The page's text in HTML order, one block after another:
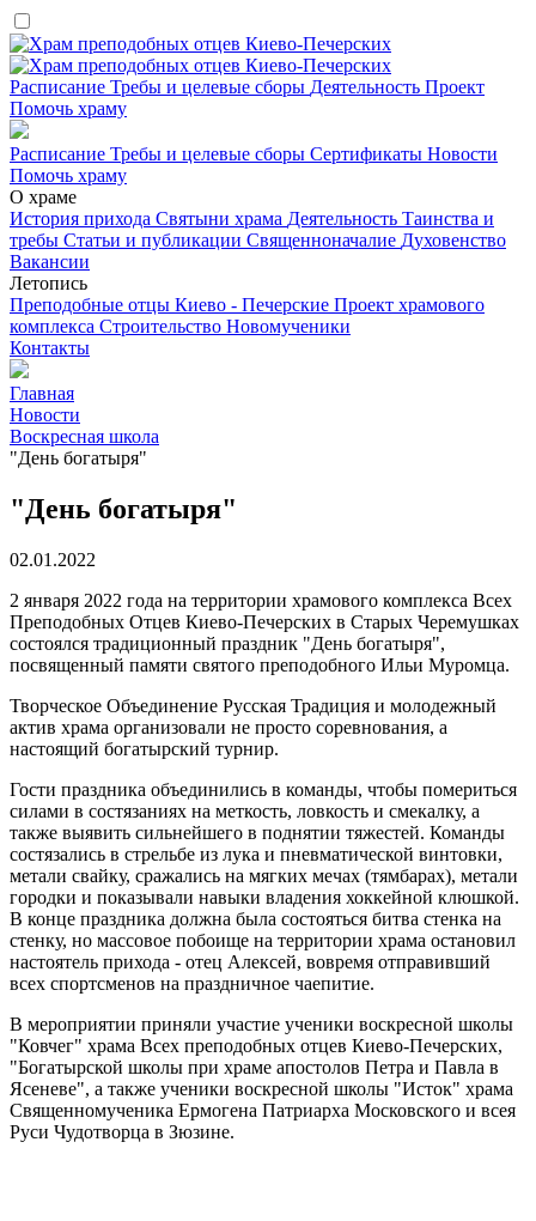
Расписание Требы и целевые сборы Деятельность Проект
Помочь храму
Расписание Требы и целевые сборы Сертификаты Новости
Помочь храму
О храме
История прихода Святыни храма Деятельность Таинства и
требы Статьи и публикации Священноначалие Духовенство
Вакансии
Летопись
Преподобные отцы Киево - Печерские Проект храмового
комплекса Строительство Новомученики
Контакты
Главная
Новости
Воскресная школа
"День богатыря"
"День богатыря"
02.01.2022
2 января 2022 года на территории храмового комплекса Всех
Преподобных Отцев Киево-Печерских в Старых Черемушках
состоялся традиционный праздник "День богатыря",
посвященный памяти святого преподобного Ильи Муромца.
Творческое Объединение Русская Традиция и молодежный
актив храма организовали не просто соревнования, а
настоящий богатырский турнир.
Гости праздника объединились в команды, чтобы помериться
силами в состязаниях на меткость, ловкость и смекалку, а
также выявить сильнейшего в поднятии тяжестей. Команды
состязались в стрельбе из лука и пневматической винтовки,
метали свайку, сражались на мягких мечах (тямбарах), метали
городки и показывали навыки владения хоккейной клюшкой.
В конце праздника должна была состояться битва стенка на
стенку, но массовое побоище на территории храма остановил
настоятель прихода - отец Алексей, вовремя отправивший
всех спортсменов на праздничное чаепитие.
В мероприятии приняли участие ученики воскресной школы
"Ковчег" храма Всех преподобных отцев Киево-Печерских,
"Богатырской школы при храме апостолов Петра и Павла в
Ясеневе", а также ученики воскресной школы "Исток" храма
Священномученика Ермогена Патриарха Московского и всея
Руси Чудотворца в Зюзине.